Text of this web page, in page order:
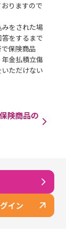
りますので
をされた場
をするまで
保険商品
年金払積立傷
ただけない
険商品の
イン